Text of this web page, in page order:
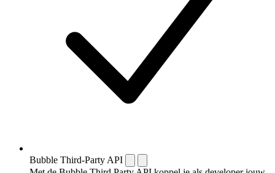
Bubble Third-Party API